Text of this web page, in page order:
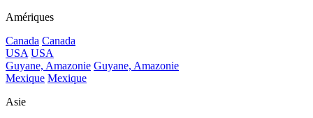
Amériques
Canada Canada
USA USA
Guyane, Amazonie Guyane, Amazonie
Mexique Mexique
Asie